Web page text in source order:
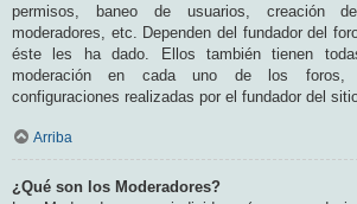
permisos, baneo de usuarios, creación
moderadores, etc. Dependen del fundador del
éste les ha dado. Ellos también tienen
moderación en cada uno de los foros,
configuraciones realizadas por el fundador del
Arriba
¿Qué son los Moderadores?